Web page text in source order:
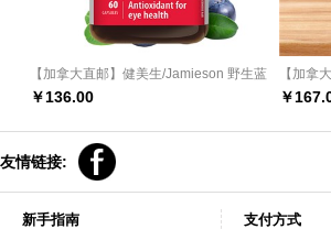
【加拿大直邮】健美生/Jamieson 野生蓝
莓提取物浓缩胶囊 60粒
￥136.00
【加拿
取物和
￥
友情链接:
新手指南 支付方式